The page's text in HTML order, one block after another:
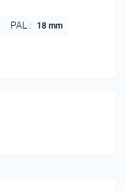
PAL : 18 mm